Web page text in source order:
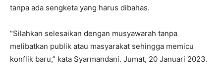
tanpa ada sengketa yang harus dibahas.
“Silahkan selesaikan dengan musyawarah tanpa
melibatkan publik atau masyarakat sehingga memicu
konflik baru,” kata Syarmandani. Jumat, 20 Januari 2023.